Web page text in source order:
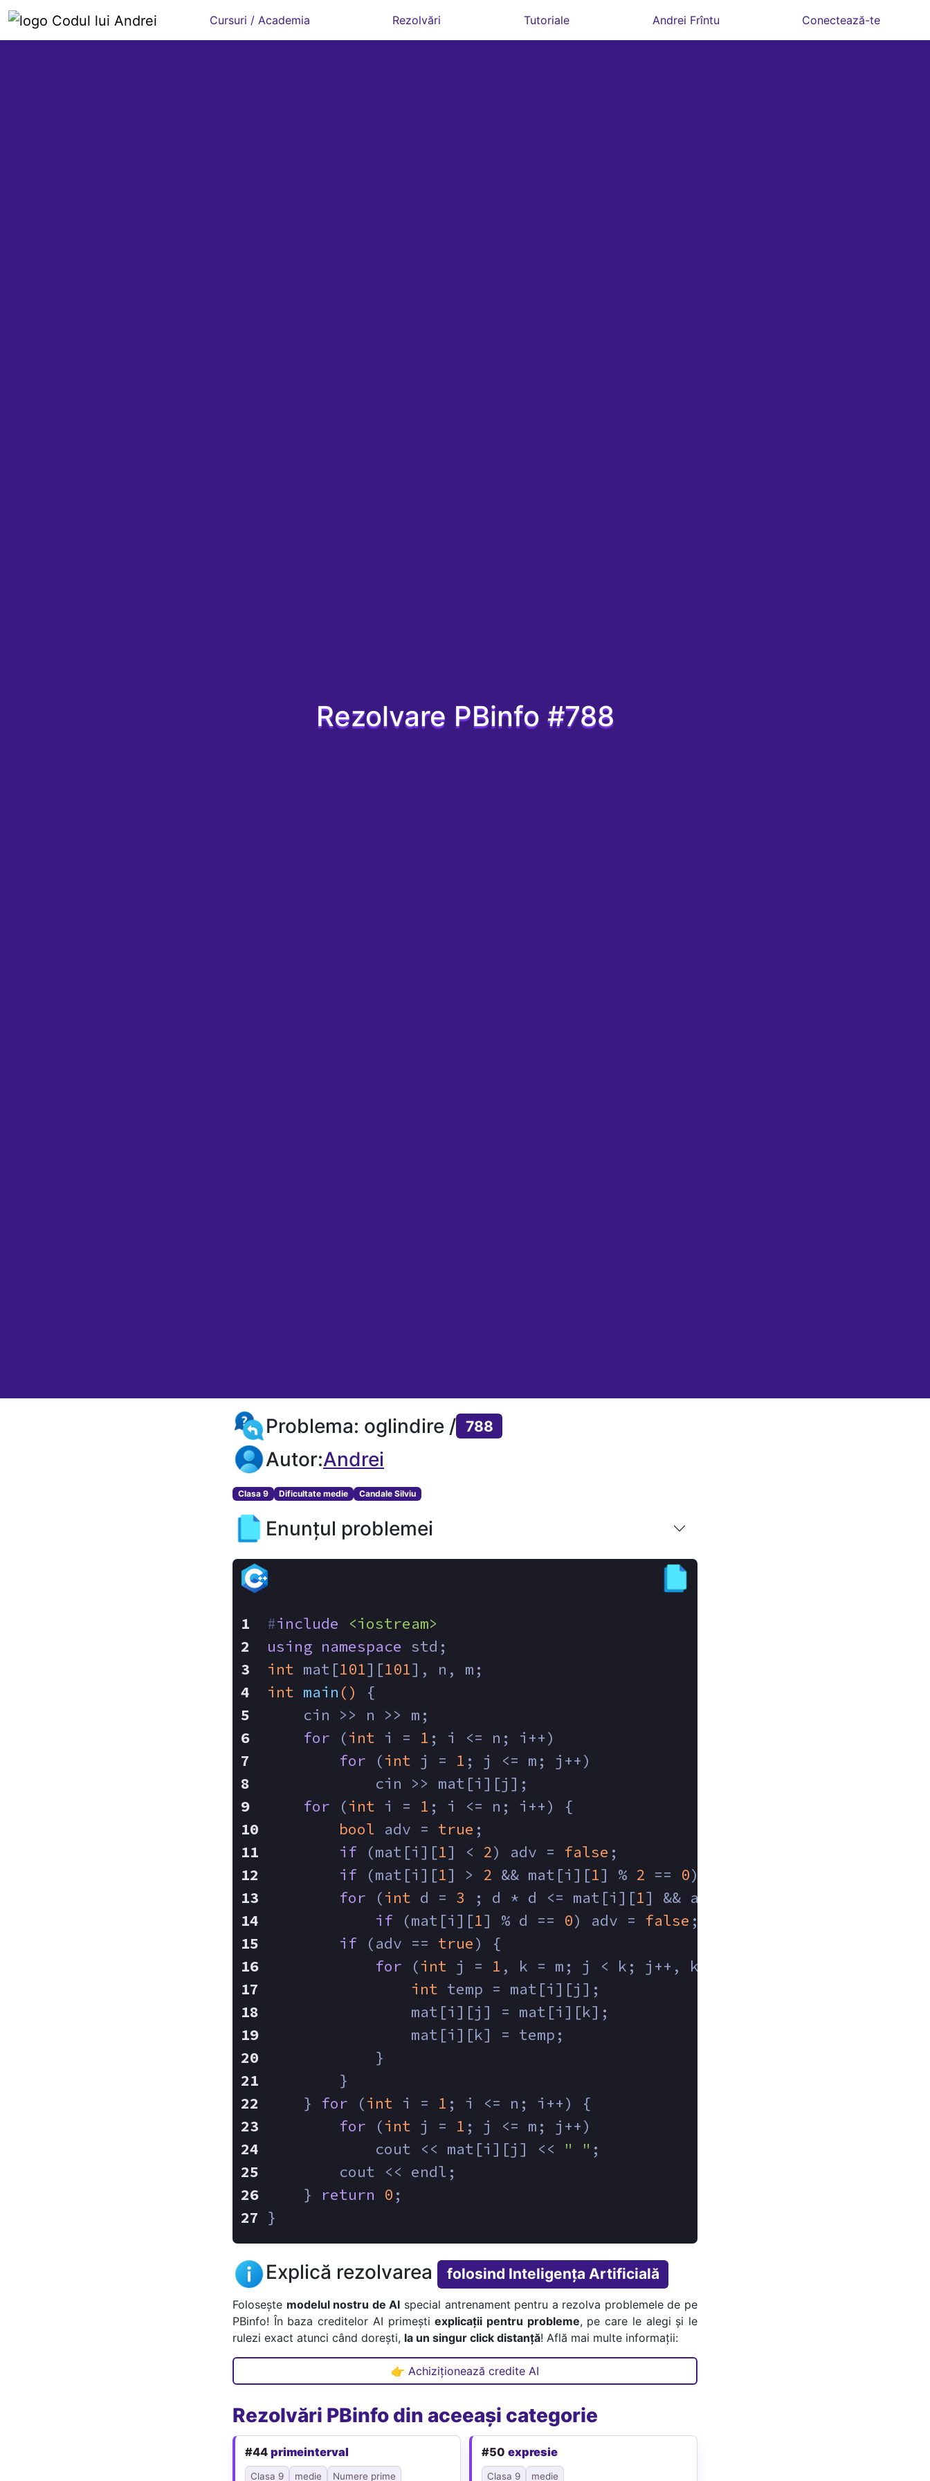
Cursuri / Academia Rezolvări Tutoriale Andrei Frîntu Conectează-te
Rezolvare PBinfo #788
Problema: oglindire / 788
Autor:Andrei
Clasa 9 Dificultate medie Candale Silviu
Enunțul problemei
#include
<iostream>
using namespace std;
int mat[101][101], n, m;
int main ()
{
    cin >> n >> m;
for (int i = 1 ; i <= n; i++)
for (int j = 1 ; j <= m; j++)
            cin >> mat[i][j];
for (int i = 1 ; i <= n; i++) {
bool adv = true ;
if (mat[i][1] < 2) adv = false ;
if (mat[i][1] > 2 && mat[i][1] % 2 == 0) adv =
for (int d = 3 ; d * d <= mat[i][1] && adv; d = d +
if (mat[i][1] % d == 0) adv = false ;
if (adv == true) {
for (int j = 1 , k = m; j < k; j++, k--) {
int temp = mat[i][j];
                mat[i][j] = mat[i][k];
                mat[i][k] = temp;
            }
        }
    }
for (int i = 1 ; i <= n; i++) {
for (int j = 1 ; j <= m; j++)
            cout << mat[i][j] <<
" " ;
        cout << endl;
    }
return 0 ;
}
Explică rezolvarea folosind Inteligența Artificială
Folosește modelul nostru de AI special antrenament pentru a rezolva problemele de pe
PBinfo! În baza creditelor AI primeștiexplicații pentru probleme, pe care le alegi și le
rulezi exact atunci când dorești, la un singur click distanță! Află mai multe informații:
👉 Achiziționează credite AI
Rezolvări PBinfo din aceeași categorie
#44 primeinterval
Clasa 9 medie Numere prime
#50 expresie
Clasa 9 medie